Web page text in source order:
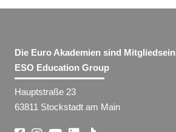
Die Euro Akademien sind
ESO Education Group
Hauptstraße 23
63811 Stockstadt am Main